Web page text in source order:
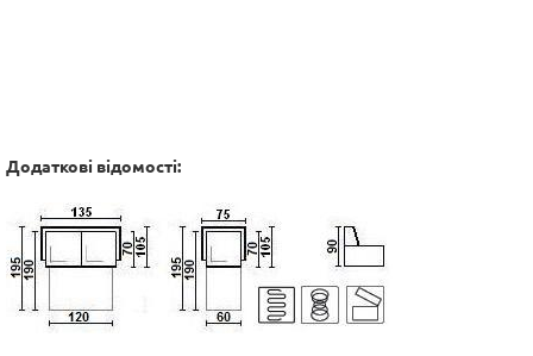
Додаткові відомості: